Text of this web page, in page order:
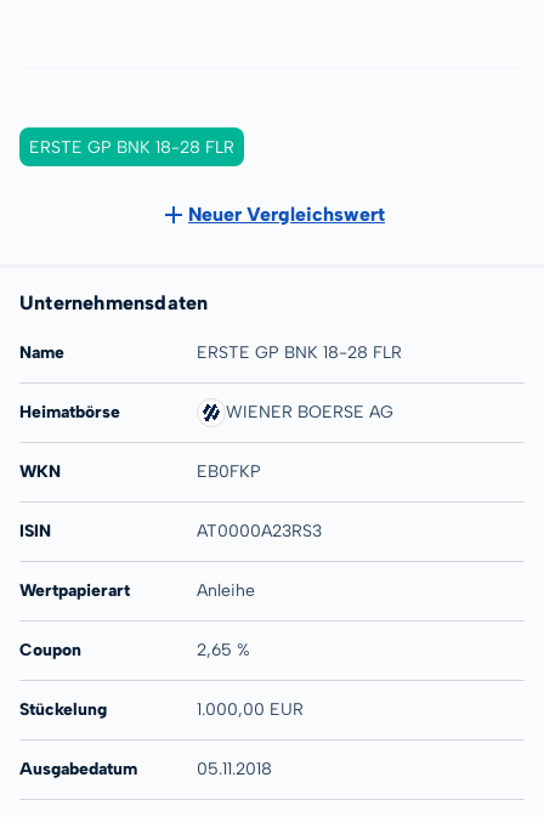
ERSTE GP BNK 18-28 FLR
Neuer Vergleichswert
Unternehmensdaten
Name ERSTE GP BNK 18-28 FLR
Heimatbörse WIENER BOERSE AG
WKN EB0FKP
ISIN AT0000A23RS3
Wertpapierart Anleihe
Coupon 2,65 %
Stückelung 1.000,00 EUR
Ausgabedatum 05.11.2018